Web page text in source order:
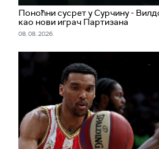
Поноћни сусрет у Сурчину -
као нови играч Партизана
08. 08. 2026.